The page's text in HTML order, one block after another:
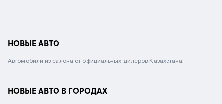
НОВЫЕ АВТО
Автомобили из салона от официальных дилеров Казахстана.
НОВЫЕ АВТО В ГОРОДАХ